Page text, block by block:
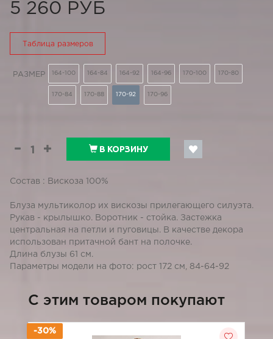
5 260 РУБ
Таблица размеров
РАЗМЕР 164-100 164-84 164-92 164-96 170-100 170-80
170-84 170-88 170-92 170-96
В КОРЗИНУ
Состав : Вискоза 100%
Блуза мультиколор их вискозы прилегающего силуэта.
Рукав - крылышко. Воротник - стойка. Застежка
центральная на петли и пуговицы. В качестве декора
использован притачной бант на полочке.
Длина блузы 61 см.
Параметры модели на фото: рост 172 см, 84-64-92
C этим товаром покупают
-30%